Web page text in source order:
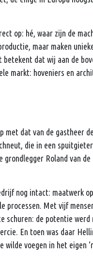
op: hé, waar zijn de
maar maken
dat wij aan de
markt: hoveniers en
met dat van de gastheer
die in een
Roland van
nog intact: maatwerk
processen. Met vijf
schuren: de potentie
En toen was daar
voegen in het eigen